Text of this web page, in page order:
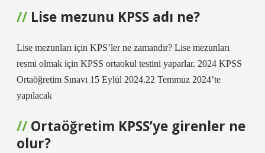
Lise mezunu KPSS adı ne?
Lise mezunları için KPS’ler ne zamandır? Lise mezunları
resmi olmak için KPSS ortaokul testini yaparlar. 2024 KPSS
Ortaöğretim Sınavı 15 Eylül 2024.22 Temmuz 2024’te
yapılacak
Ortaöğretim KPSS’ye girenler ne
olur?